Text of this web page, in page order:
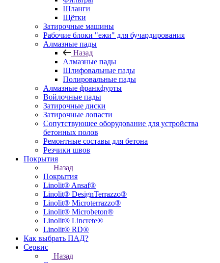
Шланги
Щётки
Затирочные машины
Рабочие блоки "ежи" для бучардирования
Алмазные пады
Назад
Алмазные пады
Шлифовальные пады
Полировальные пады
Алмазные франкфурты
Войлочные пады
Затирочные диски
Затирочные лопасти
Сопутствующее оборудование для устройства
бетонных полов
Ремонтные составы для бетона
Резчики швов
Покрытия
Назад
Покрытия
Linolit® Ansaf®
Linolit® DesignTerrazzo®
Linolit® Microterrazzo®
Linolit® Microbeton®
Linolit® Lincrete®
Linolit® RD®
Как выбрать ПАД?
Сервис
Назад